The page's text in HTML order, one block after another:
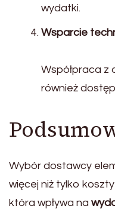
wydatki.
Wsparcie
Współpraca
również
Wybór dostawcy
więcej niż tylko
która wpływa na